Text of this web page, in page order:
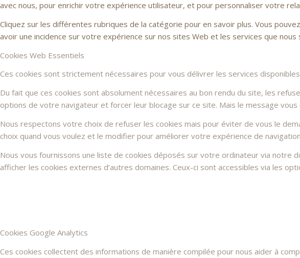
avec nous, pour enrichir votre expérience utilisateur, et pour personnaliser votre
Cliquez sur les différentes rubriques de la catégorie pour en savoir plus. Vous
avoir une incidence sur votre expérience sur nos sites Web et les services que nous
Cookies Web Essentiels
Ces cookies sont strictement nécessaires pour vous délivrer les services
Du fait que ces cookies sont absolument nécessaires au bon rendu du site, les
options de votre navigateur et forcer leur blocage sur ce site. Mais le message
Nous respectons votre choix de refuser les cookies mais pour éviter de vous le
choix quand vous voulez et le modifier pour améliorer votre expérience de
Nous vous fournissons une liste de cookies déposés sur votre ordinateur via notre
afficher les cookies externes d’autres domaines. Ceux-ci sont accessibles via les
Cookies Google Analytics
Ces cookies collectent des informations de manière compilée pour nous aider à